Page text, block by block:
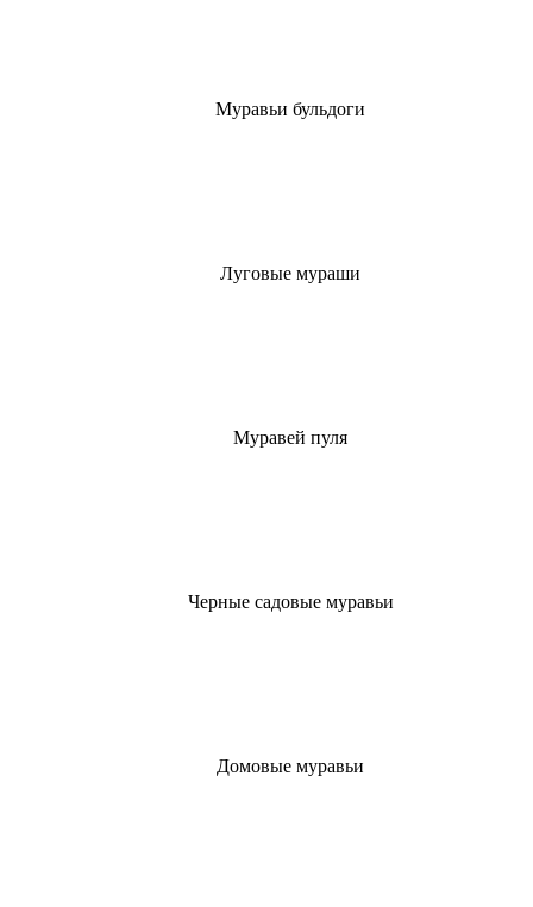
Муравьи бульдоги
Луговые мураши
Муравей пуля
Черные садовые муравьи
Домовые муравьи